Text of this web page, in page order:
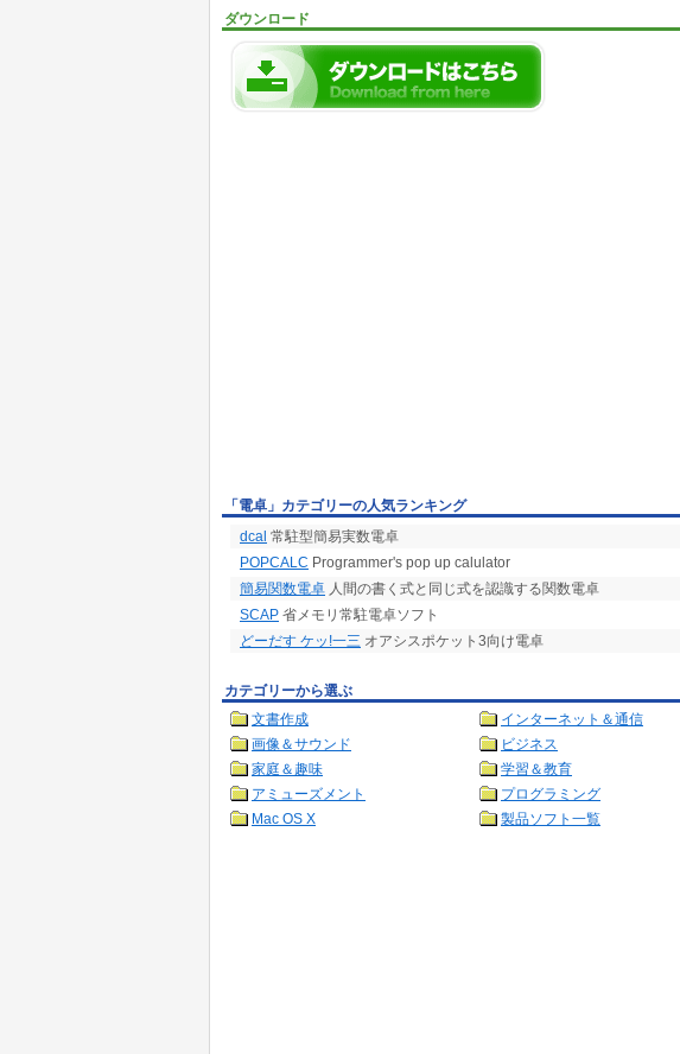
ダウンロード
「電卓」カテゴリーの人気ランキング
dcal 常駐型簡易実数電卓
POPCALC Programmer's pop up calulator
簡易関数電卓 人間の書く式と同じ式を認識する関数電卓
SCAP 省メモリ常駐電卓ソフト
どーだす ケッ!一三 オアシスポケット3向け電卓
カテゴリーから選ぶ
文書作成
インターネット＆通信
画像＆サウンド
ビジネス
家庭＆趣味
学習＆教育
アミューズメント
プログラミング
Mac OS X
製品ソフト一覧